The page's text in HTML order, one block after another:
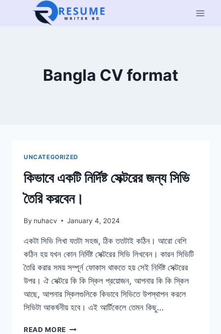
Bangla CV format
UNCATEGORIZED
কিভাবে একটি নির্দিষ্ট সেক্টরের জন্য সিভি
তৈরি করবেন।
By nuhacv January 4, 2024
একটা সিভি লিখা যতটা সহজ, ঠিক ততটাই কঠিন। আরো বেশি
কঠিন হয় যখন কোন নির্দিষ্ট সেক্টরের সিভি লিখবেন। কারন সিভিটি
তৈরি করার সময় সম্পূর্ন ফোকাস থাকতে হয় সেই নির্দিষ্ট সেক্টরের
উপর। ঐ সেক্টরে কি কি স্কিল প্রয়োজন, আপনার কি কি স্কিল
আছে, আপনার স্কিলগুলিকে কিভাবে সিভিতে উপস্থাপন করলে
সিভিটা আকর্ষনীয় হবে। এই আর্টিকেলে তেমন কিছু…
READ MORE কিভাবে